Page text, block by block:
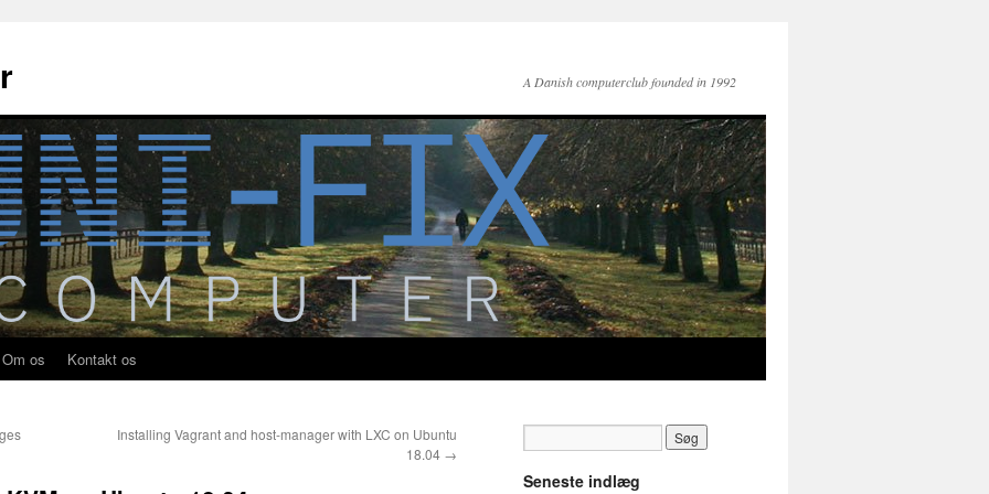
A Danish computerclub founded in 1992
Om os Kontakt os
Installing Vagrant and host-manager with LXC on Ubuntu
18.04 →
Seneste indlæg